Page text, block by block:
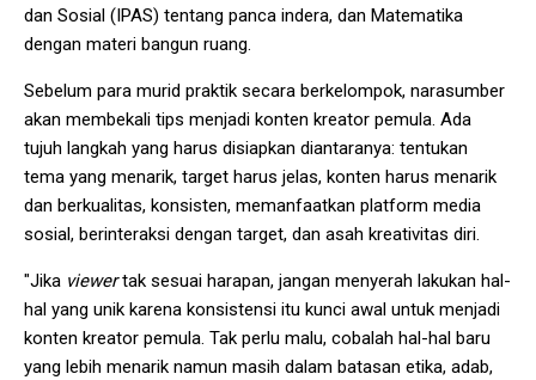
dan Sosial (IPAS) tentang panca indera, dan Matematika
dengan materi bangun ruang.
Sebelum para murid praktik secara berkelompok, narasumber
akan membekali tips menjadi konten kreator pemula. Ada
tujuh langkah yang harus disiapkan diantaranya: tentukan
tema yang menarik, target harus jelas, konten harus menarik
dan berkualitas, konsisten, memanfaatkan platform media
sosial, berinteraksi dengan target, dan asah kreativitas diri.
"Jika viewertak sesuai harapan, jangan menyerah lakukan hal-
hal yang unik karena konsistensi itu kunci awal untuk menjadi
konten kreator pemula. Tak perlu malu, cobalah hal-hal baru
yang lebih menarik namun masih dalam batasan etika, adab,